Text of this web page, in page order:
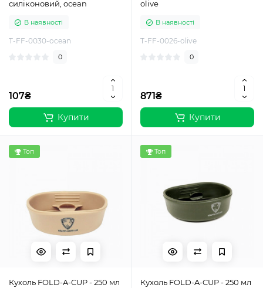
силіконовий, ocean
В наявності
T-FF-0030-ocean
0
107₴
Купити
olive
В наявності
T-FF-0026-olive
0
871₴
Купити
Топ
Кухоль FOLD-A-CUP - 250 мл
Топ
Кухоль FOLD-A-CUP - 250 мл